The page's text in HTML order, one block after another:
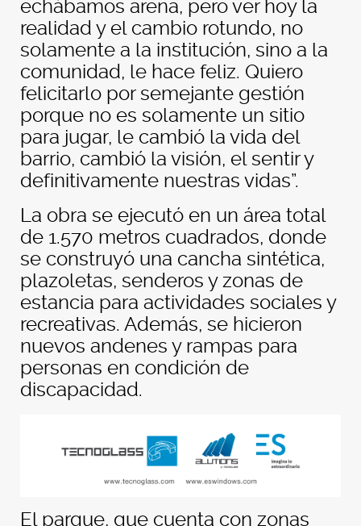
echábamos arena, pero ver hoy la
realidad y el cambio rotundo, no
solamente a la institución, sino a la
comunidad, le hace feliz. Quiero
felicitarlo por semejante gestión
porque no es solamente un sitio
para jugar, le cambió la vida del
barrio, cambió la visión, el sentir y
definitivamente nuestras vidas”.
La obra se ejecutó en un área total
de 1.570 metros cuadrados, donde
se construyó una cancha sintética,
plazoletas, senderos y zonas de
estancia para actividades sociales y
recreativas. Además, se hicieron
nuevos andenes y rampas para
personas en condición de
discapacidad.
El parque, que cuenta con zonas